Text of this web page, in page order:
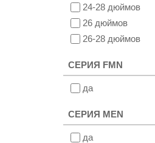
24-28 дюймов
26 дюймов
26-28 дюймов
СЕРИЯ FMN
да
СЕРИЯ MEN
да